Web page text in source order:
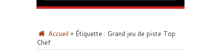
Accueil » Étiquette : Grand jeu de piste Top
Chef